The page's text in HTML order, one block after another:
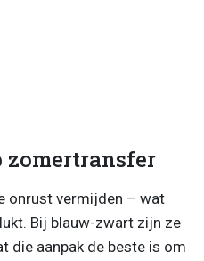
onrust vermijden – wat
Bij blauw-zwart zijn ze
die aanpak de beste is om